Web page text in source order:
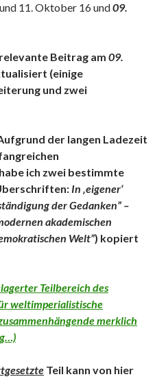
11. Oktober 16 und09.
Beitrag am 09.
(einige
und zwei
der langen Ladezeit
ich zwei bestimmte
In ‚eigener‘
der Gedanken” –
akademischen
Welt”) kopiert
Teilbereich des
weltimperialistische
merklich
Teil kann von hier